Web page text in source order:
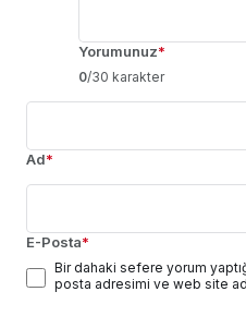
Yorumunuz*
0/30 karakter
Ad*
E-Posta*
Bir dahaki sefere yorum
posta adresimi ve web site